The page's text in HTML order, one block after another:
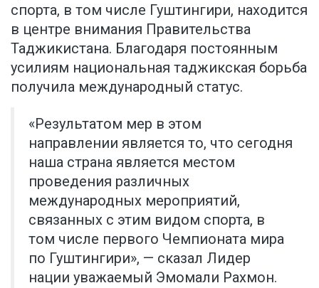
спорта, в том числе Гуштингири, находится
в центре внимания Правительства
Таджикистана. Благодаря постоянным
усилиям национальная таджикская борьба
получила международный статус.
«Результатом мер в этом
направлении является то, что сегодня
наша страна является местом
проведения различных
международных мероприятий,
связанных с этим видом спорта, в
том числе первого Чемпионата мира
по Гуштингири», — сказал Лидер
нации уважаемый Эмомали Рахмон.